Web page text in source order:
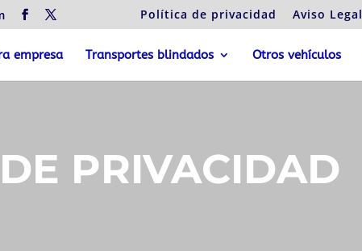
Política de privacidad Aviso Legal
empresa Transportes blindados Otros vehículos
PRIVACIDAD